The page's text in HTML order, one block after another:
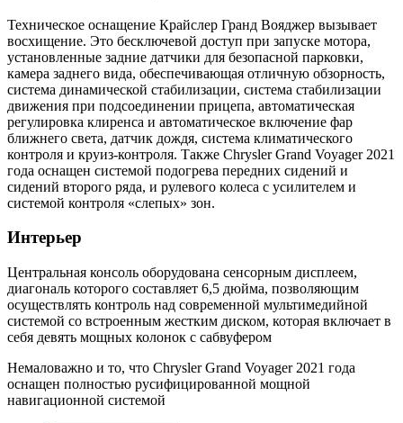
Техническое оснащение Крайслер Гранд Вояджер вызывает
восхищение. Это бесключевой доступ при запуске мотора,
установленные задние датчики для безопасной парковки,
камера заднего вида, обеспечивающая отличную обзорность,
система динамической стабилизации, система стабилизации
движения при подсоединении прицепа, автоматическая
регулировка клиренса и автоматическое включение фар
ближнего света, датчик дождя, система климатического
контроля и круиз-контроля. Также Chrysler Grand Voyager 2021
года оснащен системой подогрева передних сидений и
сидений второго ряда, и рулевого колеса с усилителем и
системой контроля «слепых» зон.
Интерьер
Центральная консоль оборудована сенсорным дисплеем,
диагональ которого составляет 6,5 дюйма, позволяющим
осуществлять контроль над современной мультимедийной
системой со встроенным жестким диском, которая включает в
себя девять мощных колонок с сабвуфером
Немаловажно и то, что Chrysler Grand Voyager 2021 года
оснащен полностью русифицированной мощной
навигационной системой